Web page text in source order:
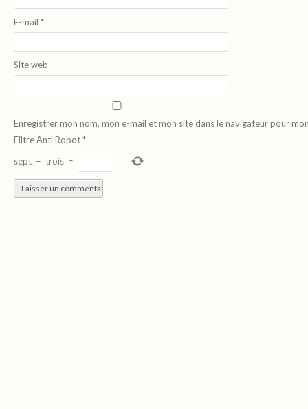
E-mail *
Site web
Enregistrer mon nom, mon e-mail et mon site dans le navigateur pour
Filtre Anti Robot*
sept − trois =